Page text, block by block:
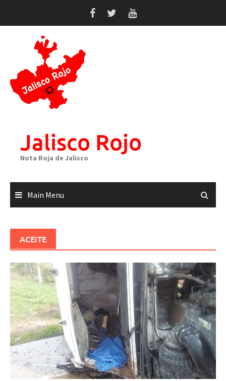
Jalisco Rojo
Nota Roja de Jalisco
Main Menu
ACEITE